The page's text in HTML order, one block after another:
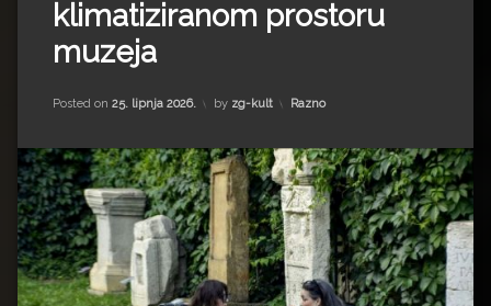
klimatiziranom prostoru
muzeja
Posted on 25. lipnja 2026. by zg-kult Kategorije:
Razno